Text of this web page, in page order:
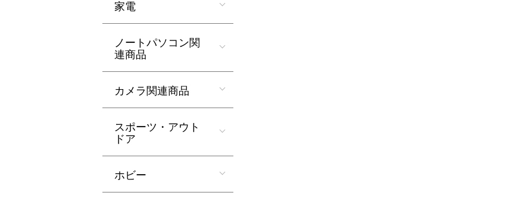
家電
ノートパソコン関
連商品
カメラ関連商品
スポーツ・アウト
ドア
ホビー